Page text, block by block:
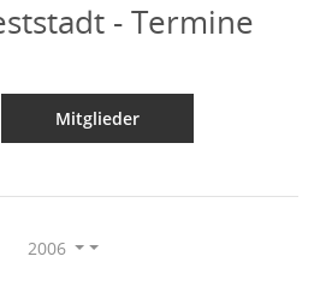
- Termine
Mitglieder
2006